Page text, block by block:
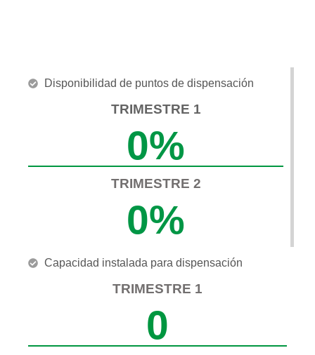
Disponibilidad de puntos de dispensación
TRIMESTRE 1
0%
TRIMESTRE 2
0%
Capacidad instalada para dispensación
TRIMESTRE 1
0